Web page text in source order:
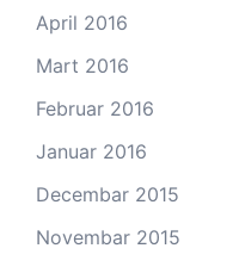
April 2016
Mart 2016
Februar 2016
Januar 2016
Decembar 2015
Novembar 2015